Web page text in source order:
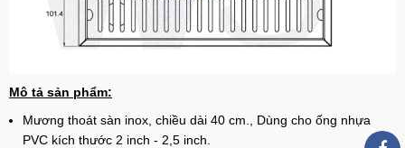
Mô tả sản phẩm:
Mương thoát sàn inox, chiều dài 40 cm., Dùng cho ống nhựa
PVC kích thước 2 inch - 2,5 inch.